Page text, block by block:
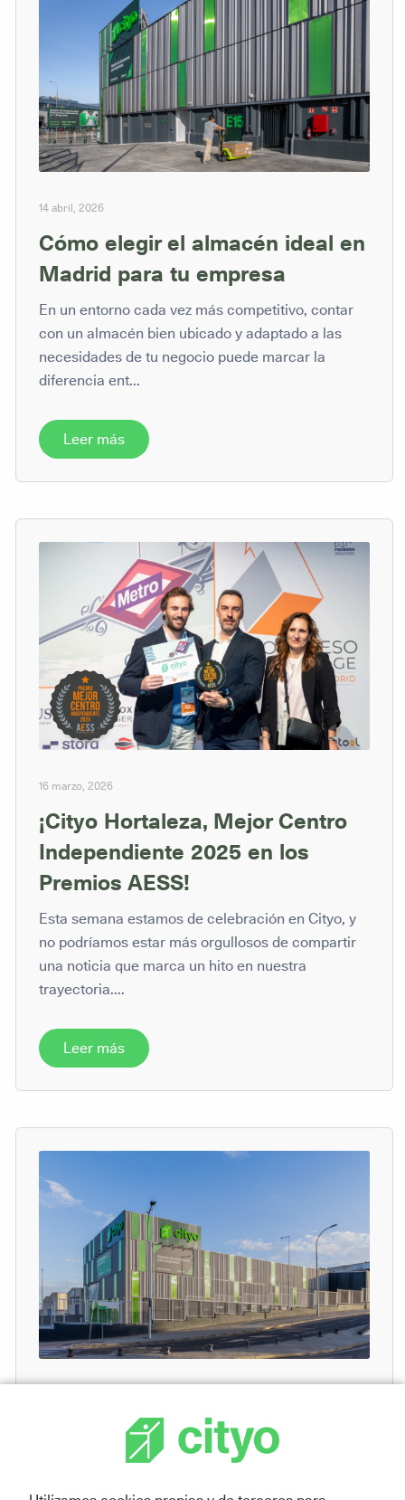
14 abril, 2026
Cómo elegir el almacén ideal en
Madrid para tu empresa
En un entorno cada vez más competitivo, contar
con un almacén bien ubicado y adaptado a las
necesidades de tu negocio puede marcar la
diferencia ent...
Leer más
16 marzo, 2026
¡Cityo Hortaleza, Mejor Centro
Independiente 2025 en los
Premios AESS!
Esta semana estamos de celebración en Cityo, y
no podríamos estar más orgullosos de compartir
una noticia que marca un hito en nuestra
trayectoria....
Leer más
Marzo: El momento ideal para
darle espacio a tus nuevos
proyectos con Cityo